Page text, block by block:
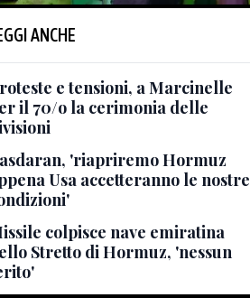
ANCHE
e tensioni, a Marcinelle
il 70/o la cerimonia delle
'riapriremo Hormuz
Usa accetteranno le nostre
colpisce nave emiratina
Stretto di Hormuz, 'nessun